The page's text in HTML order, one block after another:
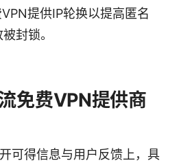
提供IP轮换以提高匿名
封锁。
免费VPN提供商
可得信息与用户反馈上，具